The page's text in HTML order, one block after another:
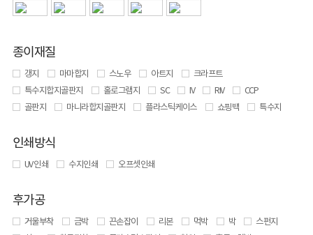
종이재질
갱지 마마합지 스노우 아트지
크라프트
특수지합지골판지
홀로그램지 SC IV RIV
CCP
골판지
마니라합지골판지 플라스틱케이스 쇼핑백 특수지
인쇄방식
UV 인쇄 수지인쇄 오프셋인쇄
후가공
거울부착 금박 끈손잡이 리본 먹박 박
스펀지